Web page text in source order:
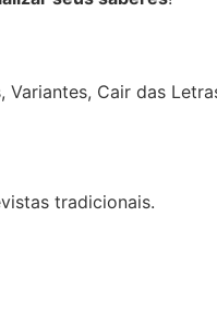
Cair das
tradicionais.